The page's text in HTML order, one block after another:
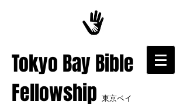
​Tokyo Bay Bible
Fellowship 東京ベイ